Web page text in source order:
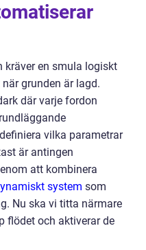
kräver en smula logiskt
grunden är lagd.
där varje fordon
vilka parametrar
är antingen
att kombinera
system som
Nu ska vi titta närmare
flödet och aktiverar de